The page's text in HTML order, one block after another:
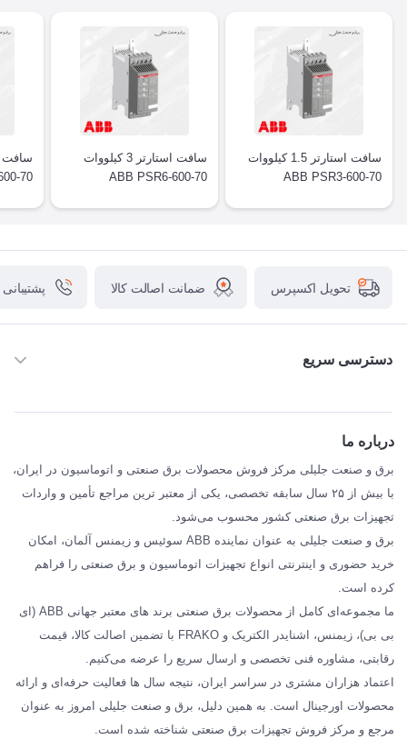
سافت استارتر 1.5 کیلووات
ABB PSR3-600-70
سافت استارتر 3 کیلووات
ABB PSR6-600-70
70
تحویل اکسپرس ضمانت اصالت کالا
دسترسی سریع
SCHNEIDER
فراکو FRAKO
مقالات تخصصی برق صنعتی
درباره ما
برق و صنعت جلیلی مرکز فروش محصولات برق صنعتی و اتوماسیون در ایران،
با بیش از ۲۵ سال سابقه تخصصی، یکی از معتبر ترین مراجع تأمین و واردات
تجهیزات برق صنعتی کشور محسوب می‌شود.
برق و صنعت جلیلی به عنوان نماینده ABB سوئیس و زیمنس آلمان، امکان
خرید حضوری و اینترنتی انواع تجهیزات اتوماسیون و برق صنعتی را فراهم
کرده است.
ما مجموعه‌ای کامل از محصولات برق صنعتی برند های معتبر جهانی ABB (ای
بی بی)، زیمنس، اشنایدر الکتریک و FRAKO با تضمین اصالت کالا، قیمت
رقابتی، مشاوره فنی تخصصی و ارسال سریع را عرضه می‌کنیم.
اعتماد هزاران مشتری در سراسر ایران، نتیجه سال ها فعالیت حرفه‌ای و ارائه
محصولات اورجینال است. به همین دلیل، برق و صنعت جلیلی امروز به عنوان
مرجع و مرکز فروش تجهیزات برق صنعتی شناخته شده است.